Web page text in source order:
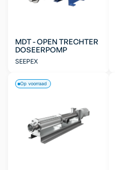
MDT - OPEN TRECHTER
DOSEERPOMP
SEEPEX
Op voorraad